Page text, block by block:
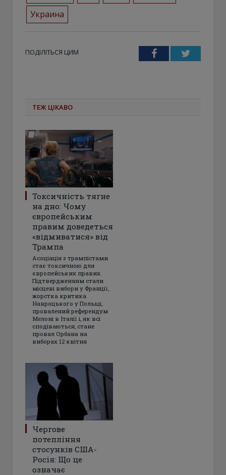
Украина
ПОДІЛІТЬСЯ ЦИМ FacebookTwitter
ТЕЖ ЦІКАВО
Токсичність тягне
на дно: Чому
європейським
правим доведеться
«відмиватися» від
Трампа
Асоціація з трампістами
стає токсичною для
європейських правих.
Підтвердженням стали
місцеві вибори у Франції,
жорстка критика
Навроцького у Польщі,
провалений референдум
Мелоні в Італії і, як всі
сподіваються, стане
провал Орбана на
виборах 12 квітня
Чергове
потепління
стосунків США-
Росія: Що це
означає